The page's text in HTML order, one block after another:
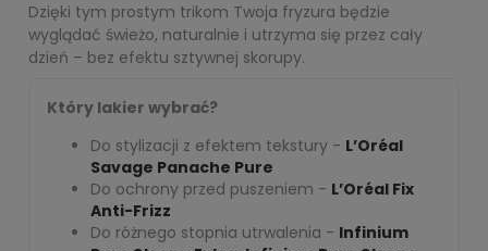
Dzięki tym prostym trikom Twoja fryzura będzie
wyglądać świeżo, naturalnie i utrzyma się przez cały
dzień – bez efektu sztywnej skorupy.
Który lakier wybrać?
Do stylizacji z efektem tekstury - L’Oréal
Savage Panache Pure
Do ochrony przed puszeniem - L’Oréal Fix
Anti-Frizz
Do różnego stopnia utrwalenia - Infinium